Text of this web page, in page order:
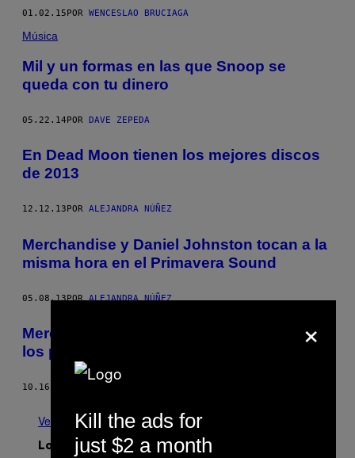
01.02.15 POR WENCESLAO BRUCIAGA
Música
Mil y un formas en las que Snoop se
queda con tu dinero
05.22.14POR DAVE ZEPEDA
En Dead Moon tienen los mejores discos
de 2013
12.12.13 POR ALEJANDRA NÚÑEZ
Merchandise y Daniel Johnston tocan a la
misma hora en el Primavera Sound
05.08.13PORALEJANDRA NÚÑEZ
Merchandise son los nuevos Smiths para
los punks
10.16.12
Ver todo
Lo más reciente
×
Kill the ads for
just $2 a month